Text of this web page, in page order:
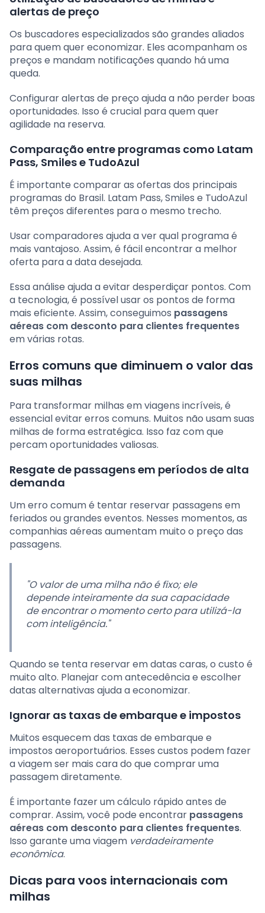
alertas de preço
Os buscadores especializados são grandes aliados
para quem quer economizar. Eles acompanham os
preços e mandam notificações quando há uma
queda.
Configurar alertas de preço ajuda a não perder boas
oportunidades. Isso é crucial para quem quer
agilidade na reserva.
Comparação entre programas como Latam
Pass, Smiles e TudoAzul
É importante comparar as ofertas dos principais
programas do Brasil. Latam Pass, Smiles e TudoAzul
têm preços diferentes para o mesmo trecho.
Usar comparadores ajuda a ver qual programa é
mais vantajoso. Assim, é fácil encontrar a melhor
oferta para a data desejada.
Essa análise ajuda a evitar desperdiçar pontos. Com
a tecnologia, é possível usar os pontos de forma
mais eficiente. Assim, conseguimos passagens
aéreas com desconto para clientes frequentes
em várias rotas.
Erros comuns que diminuem o valor das
suas milhas
Para transformar milhas em viagens incríveis, é
essencial evitar erros comuns. Muitos não usam suas
milhas de forma estratégica. Isso faz com que
percam oportunidades valiosas.
Resgate de passagens em períodos de alta
demanda
Um erro comum é tentar reservar passagens em
feriados ou grandes eventos. Nesses momentos, as
companhias aéreas aumentam muito o preço das
passagens.
"O valor de uma milha não é fixo; ele
depende inteiramente da sua capacidade
de encontrar o momento certo para utilizá-la
com inteligência."
Quando se tenta reservar em datas caras, o custo é
muito alto. Planejar com antecedência e escolher
datas alternativas ajuda a economizar.
Ignorar as taxas de embarque e impostos
Muitos esquecem das taxas de embarque e
impostos aeroportuários. Esses custos podem fazer
a viagem ser mais cara do que comprar uma
passagem diretamente.
É importante fazer um cálculo rápido antes de
comprar. Assim, você pode encontrar passagens
aéreas com desconto para clientes frequentes.
Isso garante uma viagem verdadeiramente
econômica.
Dicas para voos internacionais com
milhas